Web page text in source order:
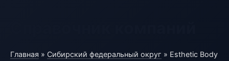
Главная » Сибирский федеральный округ » Esthetic Body